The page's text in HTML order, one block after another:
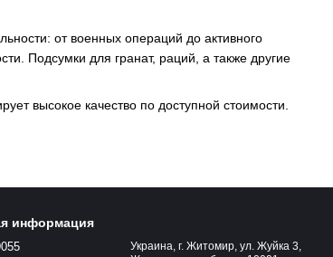
от военных операций до активного
Подсумки для гранат, раций, а также другие
высокое качество по доступной стоимости.
информация
Украина, г. Житомир, ул. Жуйка 3,